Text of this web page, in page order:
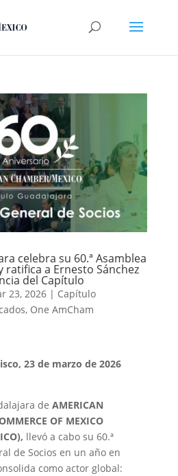
celebra su 60.ª Asamblea
ratifica a Ernesto Sánchez
del Capítulo
23, 2026| Capítulo
, One AmCham
23 de marzo de 2026
de AMERICAN
OF MEXICO
llevó a cabo su 60.ª
de Socios en un año en
como actor global: